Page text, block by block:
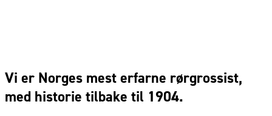
Vi er Norges mest erfarne rørgrossist,
med historie tilbake til 1904.